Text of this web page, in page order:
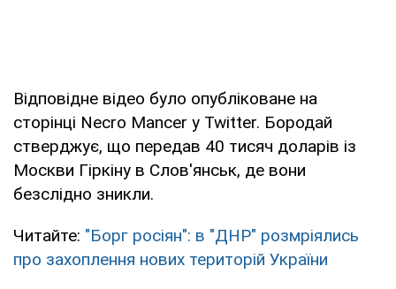
Відповідне відео було опубліковане на
сторінці Necro Mancer у Twitter. Бородай
стверджує, що передав 40 тисяч доларів із
Москви Гіркіну в Слов'янськ, де вони
безслідно зникли.
Читайте: "Борг росіян": в "ДНР" розмріялись
про захоплення нових територій України